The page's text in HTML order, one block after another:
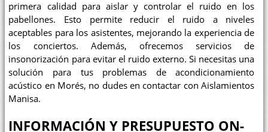
primera calidad para aislar y controlar el ruido en los
pabellones. Esto permite reducir el ruido a niveles
aceptables para los asistentes, mejorando la experiencia de
los conciertos. Además, ofrecemos servicios de
insonorización para evitar el ruido externo. Si necesitas una
solución para tus problemas de acondicionamiento
acústico en Morés, no dudes en contactar con Aislamientos
Manisa.
INFORMACIÓN Y PRESUPUESTO ON-